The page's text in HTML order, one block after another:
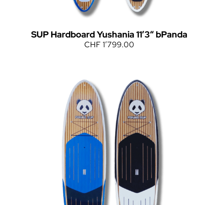
SUP Hardboard Yushania 11’3“ bPanda
CHF 1’799.00